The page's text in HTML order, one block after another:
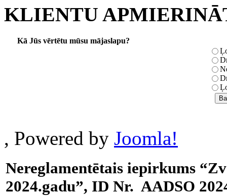
KLIENTU
Kā Jūs vērtētu mūsu mājaslapu?
, Powered by Joomla!
Nereglamentētais iepirkums
2024.gadu”, ID Nr. AADSO